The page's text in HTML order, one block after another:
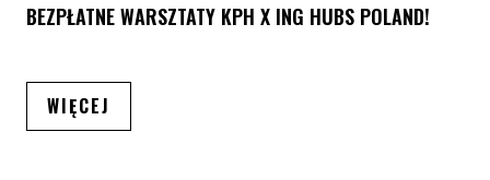
BEZPŁATNE WARSZTATY KPH X ING HUBS POLAND!
WIĘCEJ